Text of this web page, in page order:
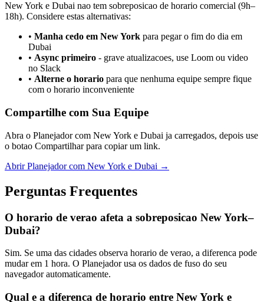
New York e Dubai nao tem sobreposicao de horario comercial (9h–
18h). Considere estas alternativas:
• Manha cedo em New York para pegar o fim do dia em
Dubai
• Async primeiro - grave atualizacoes, use Loom ou video
no Slack
• Alterne o horario para que nenhuma equipe sempre fique
com o horario inconveniente
Compartilhe com Sua Equipe
Abra o Planejador com New York e Dubai ja carregados, depois use
o botao Compartilhar para copiar um link.
Abrir Planejador com New York e Dubai →
Perguntas Frequentes
O horario de verao afeta a sobreposicao New York–
Dubai?
Sim. Se uma das cidades observa horario de verao, a diferenca pode
mudar em 1 hora. O Planejador usa os dados de fuso do seu
navegador automaticamente.
Qual e a diferenca de horario entre New York e